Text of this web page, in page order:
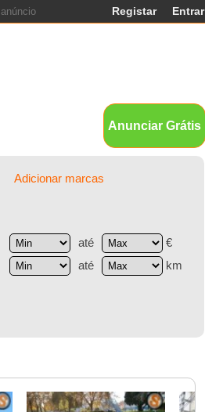
Entrar
Registar
Anunciar Grátis
Adicionar marcas
até €
até km